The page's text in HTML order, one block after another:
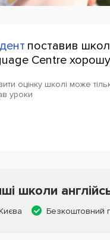
поставив
Centre хорошу
оцінку школі може
уроки
школи
Безкоштовний